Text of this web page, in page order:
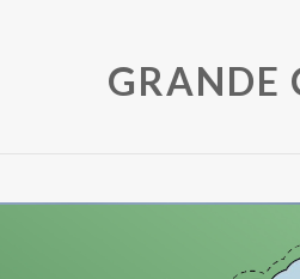
GRANDE